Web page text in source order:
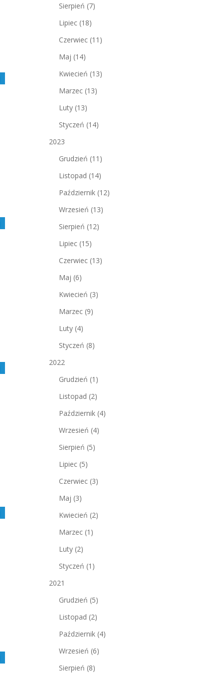
Sierpień (7)
Lipiec (18)
Czerwiec (11)
Maj (14)
Kwiecień (13)
Marzec (13)
Luty (13)
Styczeń (14)
2023
Grudzień (11)
Listopad (14)
Październik (12)
Wrzesień (13)
Sierpień (12)
Lipiec (15)
Czerwiec (13)
Maj (6)
Kwiecień (3)
Marzec (9)
Luty (4)
Styczeń (8)
2022
Grudzień (1)
Listopad (2)
Październik (4)
Wrzesień (4)
Sierpień (5)
Lipiec (5)
Czerwiec (3)
Maj (3)
Kwiecień (2)
Marzec (1)
Luty (2)
Styczeń (1)
2021
Grudzień (5)
Listopad (2)
Październik (4)
Wrzesień (6)
Sierpień (8)